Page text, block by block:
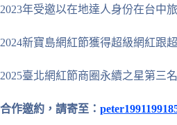
2023年受邀以在地達人身份在台中
2024新寶島網紅節獲得超級網紅跟
2025臺北網紅節商圈永續之星第三名
合作邀約，請寄至：